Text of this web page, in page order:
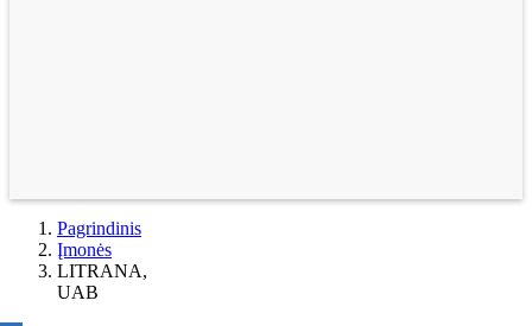
Pagrindinis
Įmonės
LITRANA,
UAB